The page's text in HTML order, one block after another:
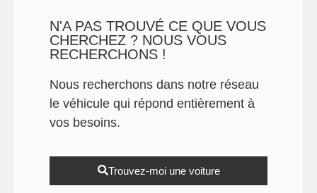
N'A PAS TROUVÉ CE QUE VOUS
CHERCHEZ ? NOUS VOUS
RECHERCHONS !
Nous recherchons dans notre réseau
le véhicule qui répond entièrement à
vos besoins.
Trouvez-moi une voiture